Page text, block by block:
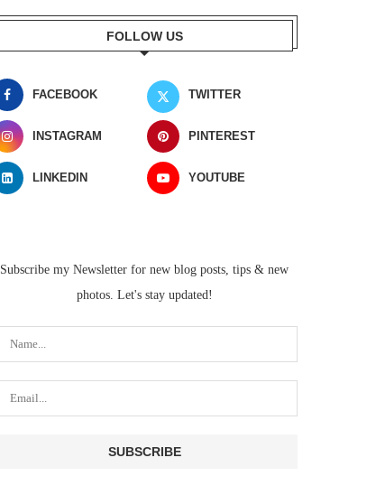
FOLLOW US
FACEBOOK TWITTER
INSTAGRAM PINTEREST
LINKEDIN YOUTUBE
Subscribe my Newsletter for new blog posts, tips & new
photos. Let's stay updated!